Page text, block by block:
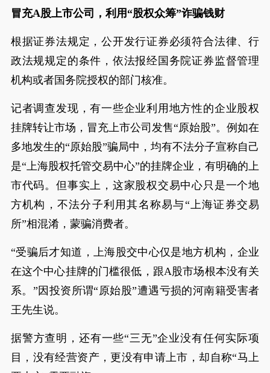
冒充A股上市公司，利用“股权众筹”诈骗钱财
根据证券法规定，公开发行证券必须符合法律、行
政法规规定的条件，依法报经国务院证券监督管理
机构或者国务院授权的部门核准。
记者调查发现，有一些企业利用地方性的企业股权
挂牌转让市场，冒充上市公司发售“原始股”。例如在
多地发生的“原始股”骗局中，均有不法分子宣称自己
是“上海股权托管交易中心”的挂牌企业，有明确的上
市代码。但事实上，这家股权交易中心只是一个地
方机构，不法分子利用其名称易与“上海证券交易
所”相混淆，蒙骗消费者。
“受骗后才知道，上海股交中心仅是地方机构，企业
在这个中心挂牌的门槛很低，跟A股市场根本没有关
系。”因投资所谓“原始股”遭遇亏损的河南籍受害者
王先生说。
据警方查明，还有一些“三无”企业没有任何实际项
目，没有经营资产，更没有申请上市，却自称“马上